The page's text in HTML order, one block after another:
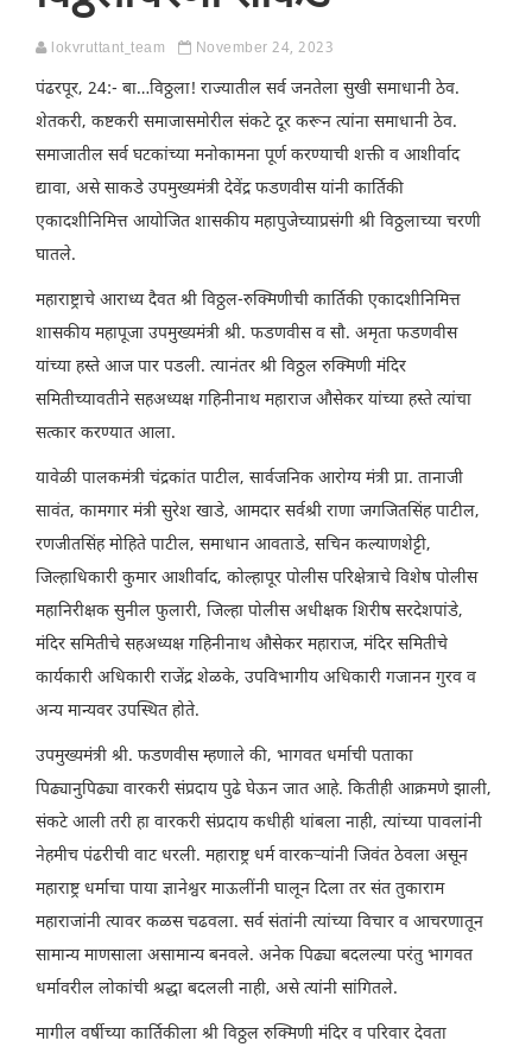
lokvruttant_team November 24, 2023
पंढरपूर, 24:- बा…विठ्ठला! राज्यातील सर्व जनतेला सुखी समाधानी ठेव.
शेतकरी, कष्टकरी समाजासमोरील संकटे दूर करून त्यांना समाधानी ठेव.
समाजातील सर्व घटकांच्या मनोकामना पूर्ण करण्याची शक्ती व आशीर्वाद
द्यावा, असे साकडे उपमुख्यमंत्री देवेंद्र फडणवीस यांनी कार्तिकी
एकादशीनिमित्त आयोजित शासकीय महापुजेच्याप्रसंगी श्री विठ्ठलाच्या चरणी
घातले.
महाराष्ट्राचे आराध्य दैवत श्री विठ्ठल-रुक्मिणीची कार्तिकी एकादशीनिमित्त
शासकीय महापूजा उपमुख्यमंत्री श्री. फडणवीस व सौ. अमृता फडणवीस
यांच्या हस्ते आज पार पडली. त्यानंतर श्री विठ्ठल रुक्मिणी मंदिर
समितीच्यावतीने सहअध्यक्ष गहिनीनाथ महाराज औसेकर यांच्या हस्ते त्यांचा
सत्कार करण्यात आला.
यावेळी पालकमंत्री चंद्रकांत पाटील, सार्वजनिक आरोग्य मंत्री प्रा. तानाजी
सावंत, कामगार मंत्री सुरेश खाडे, आमदार सर्वश्री राणा जगजितसिंह पाटील,
रणजीतसिंह मोहिते पाटील, समाधान आवताडे, सचिन कल्याणशेट्टी,
जिल्हाधिकारी कुमार आशीर्वाद, कोल्हापूर पोलीस परिक्षेत्राचे विशेष पोलीस
महानिरीक्षक सुनील फुलारी, जिल्हा पोलीस अधीक्षक शिरीष सरदेशपांडे,
मंदिर समितीचे सहअध्यक्ष गहिनीनाथ औसेकर महाराज, मंदिर समितीचे
कार्यकारी अधिकारी राजेंद्र शेळके, उपविभागीय अधिकारी गजानन गुरव व
अन्य मान्यवर उपस्थित होते.
उपमुख्यमंत्री श्री. फडणवीस म्हणाले की, भागवत धर्माची पताका
पिढ्यानुपिढ्या वारकरी संप्रदाय पुढे घेऊन जात आहे. कितीही आक्रमणे झाली,
संकटे आली तरी हा वारकरी संप्रदाय कधीही थांबला नाही, त्यांच्या पावलांनी
नेहमीच पंढरीची वाट धरली. महाराष्ट्र धर्म वारकऱ्यांनी जिवंत ठेवला असून
महाराष्ट्र धर्माचा पाया ज्ञानेश्वर माऊलींनी घालून दिला तर संत तुकाराम
महाराजांनी त्यावर कळस चढवला. सर्व संतांनी त्यांच्या विचार व आचरणातून
सामान्य माणसाला असामान्य बनवले. अनेक पिढ्या बदलल्या परंतु भागवत
धर्मावरील लोकांची श्रद्धा बदलली नाही, असे त्यांनी सांगितले.
मागील वर्षीच्या कार्तिकीला श्री विठ्ठल रुक्मिणी मंदिर व परिवार देवता